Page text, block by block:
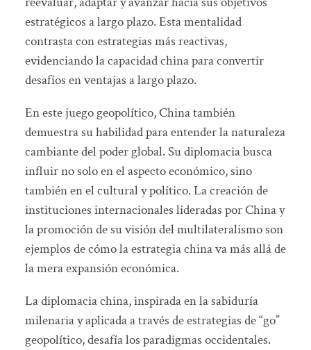
estratégicos a largo plazo. Esta mentalidad
contrasta con estrategias más reactivas,
evidenciando la capacidad china para convertir
desafíos en ventajas a largo plazo.
En este juego geopolítico, China también
demuestra su habilidad para entender la naturaleza
cambiante del poder global. Su diplomacia busca
influir no solo en el aspecto económico, sino
también en el cultural y político. La creación de
instituciones internacionales lideradas por China y
la promoción de su visión del multilateralismo son
ejemplos de cómo la estrategia china va más allá de
la mera expansión económica.
La diplomacia china, inspirada en la sabiduría
milenaria y aplicada a través de estrategias de “go”
geopolítico, desafía los paradigmas occidentales.